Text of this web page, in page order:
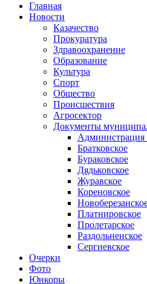
Главная
Новости
Казачество
Прокуратура
Здравоохранение
Образование
Культура
Спорт
Общество
Происшествия
Агросектор
Документы
Братковское
Бураковское
Дядьковское
Журавское
Кореновское
Платнировское
Пролетарское
Раздольненское
Сергиевское
Очерки
Фото
Юнкоры